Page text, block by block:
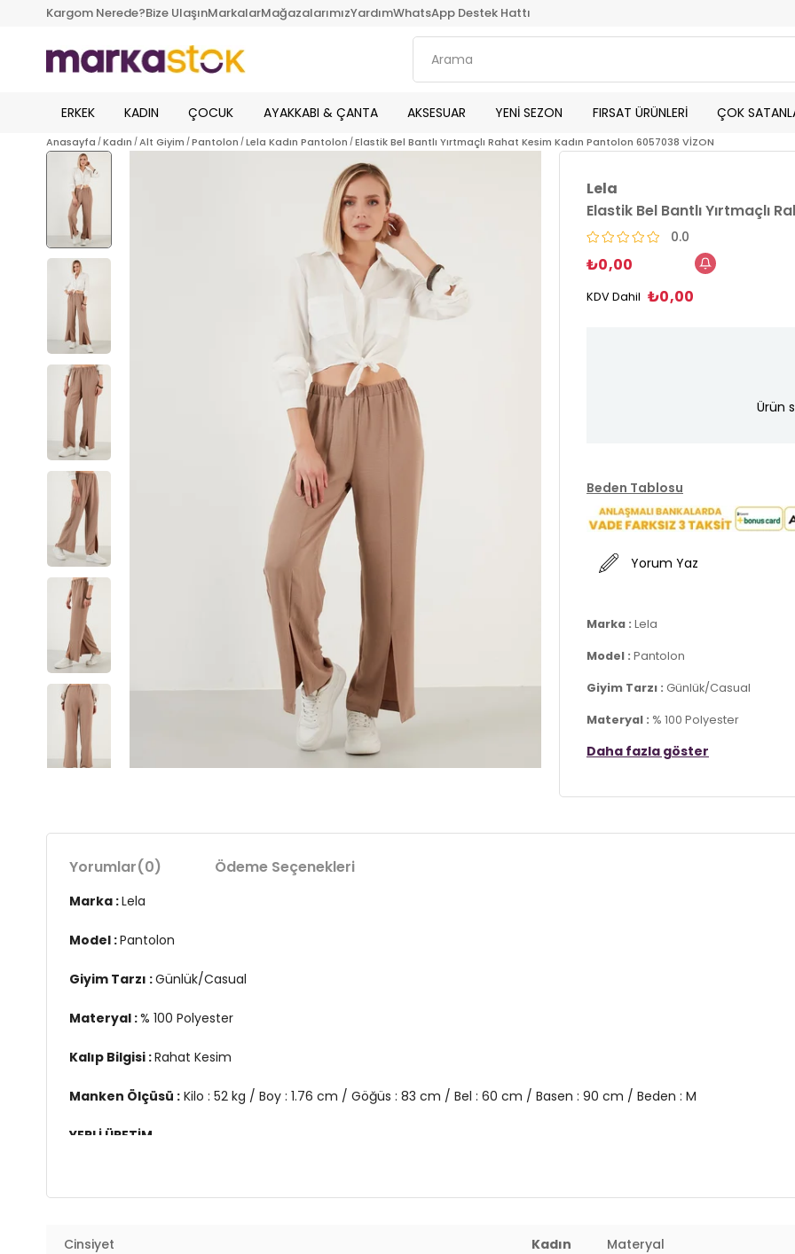
Kargom Nerede?Bize UlaşınMarkalarMağazalarımızYardımWhatsApp Destek Hattı
ERKEK KADIN ÇOCUK AYAKKABI & ÇANTA AKSESUAR YENİ SEZON FIRSAT ÜRÜNLERİ ÇOK
Anasayfa Kadın Alt Giyim Pantolon Lela Kadın Pantolon Elastik Bel Bantlı Yırtmaçlı Rahat Kesim Kadın Pantolon 6057038 VİZON
Lela
Elastik Bel Bantlı Yırtmaçlı
0.0
₺0,00
KDV Dahil ₺0,00
Ürün
Beden Tablosu
Yorum Yaz
Marka : Lela
Model : Pantolon
Giyim Tarzı : Günlük/Casual
Materyal : % 100 Polyester
Kalıp Bilgisi :Rahat Kesim
Beden : M
YERLİ ÜRETİM
Daha fazla göster
Yorumlar(0) Ödeme Seçenekleri
Marka :Lela
Model :Pantolon
Giyim Tarzı :Günlük/Casual
Materyal :% 100 Polyester
Kalıp Bilgisi :Rahat Kesim
Manken Ölçüsü : Kilo : 52 kg / Boy : 1.76 cm / Göğüs : 83 cm / Bel : 60 cm / Basen : 90 cm / Beden : M
YERLİ ÜRETİM
Cinsiyet Kadın Materyal